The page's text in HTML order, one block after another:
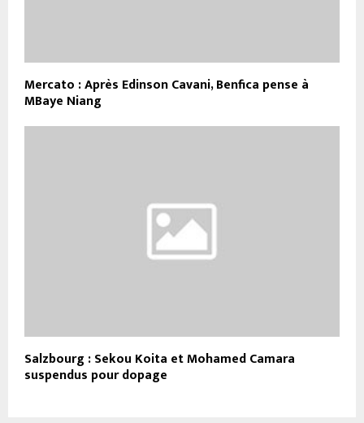
Mercato : Après Edinson Cavani, Benfica pense à
MBaye Niang
Salzbourg : Sekou Koita et Mohamed Camara
suspendus pour dopage